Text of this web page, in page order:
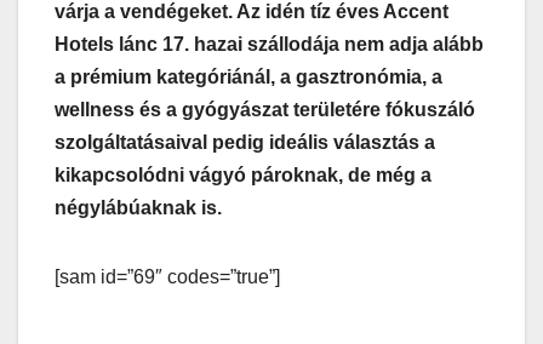
várja a vendégeket. Az idén tíz éves Accent
Hotels lánc 17. hazai szállodája nem adja alább
a prémium kategóriánál, a gasztronómia, a
wellness és a gyógyászat területére fókuszáló
szolgáltatásaival pedig ideális választás a
kikapcsolódni vágyó pároknak, de még a
négylábúaknak is.
[sam id=”69″ codes=”true”]